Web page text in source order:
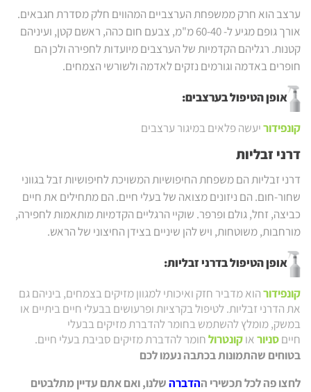
ערצב הוא חרק ממשפחת הערצביים המהווים חלק מסדרת חגבאים.
אורך גופם מגיע ל- 60-40 מ"מ, צבעם חום כהה, ראשם קטן, ועיניהם
קטנות. רגליהם הקדמיות של הערצבים מיועדות לחפירה ולכן הם
חופרים באדמה וגורמים נזקים לאדמה ולשורשי הצמחים.
אופן הטיפול בערצבים:
קונפידוריעשה פלאים במיגור ערצבים
דרני זבליות
דרני זבליות הם משפחת החיפושיות המשויכת לחיפושיות זבל בגווני
שחור-חום. הם ניזונים מצואה של בעלי חיים. הם מתחילים את חיים
כביצה, זחל, גולם ופרפר. שוקיי הרגליים הקדמיות מותאמות לחפירה,
מורחבות, משוטחות, ויש להן שיניים בצידן החיצוני של הראש.
אופן הטיפול בדרני זבליות:
קונפידורהוא מדביר חזק ואיכותי למגוון מזיקים בצמחים, ביניהם גם
את הדרני זבליות.לטיפול בקרציות ופרעושים בבעלי חיים ביתיים או
במשק, מומלץ להשתמש בחומר להדברת מזיקים בבעלי
חייםסניוראוקונטרולחומר להדברת מזיקים סביבת בעלי חיים.
בטוחים שהתמונות בכתבה נעמו לכם
לחצו פה לכל תכשירי ההדברהשלנו, ואם אתם עדיין מתלבטים